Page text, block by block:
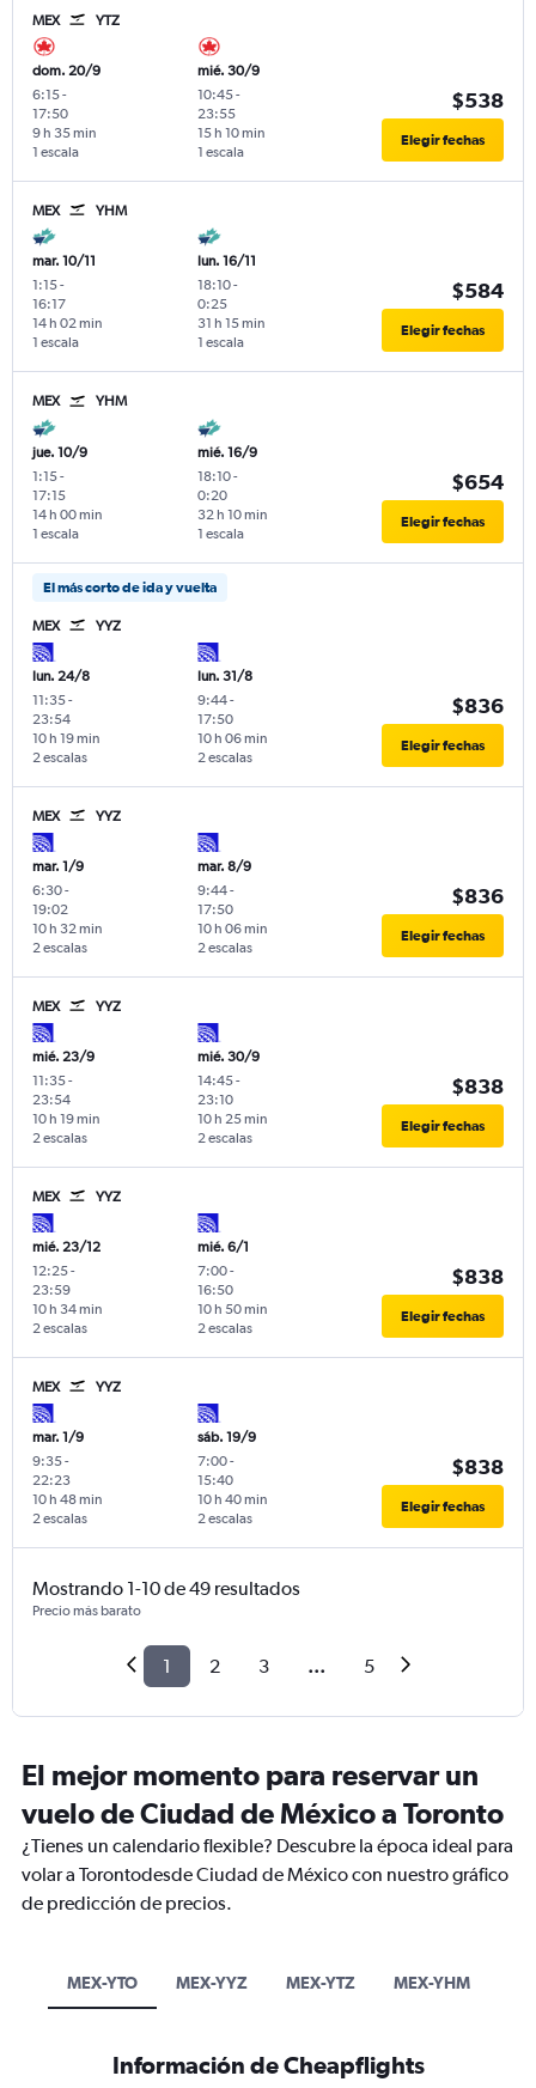
MEX YTZ
dom. 20/9
6:15-
17:50
1 escala
9 h 35 min
mié. 30/9
10:45-
23:55
1 escala
15 h 10 min
$538
Elegir fechas
MEX YHM
mar. 10/11
1:15-
16:17
1 escala
14 h 02 min
lun. 16/11
18:10-
0:25
1 escala
31 h 15 min
$584
Elegir fechas
MEX YHM
jue. 10/9
1:15-
17:15
1 escala
14 h 00 min
mié. 16/9
18:10-
0:20
1 escala
32 h 10 min
$654
Elegir fechas
El más corto de ida y vuelta
MEX YYZ
lun. 24/8
11:35-
23:54
2 escalas
10 h 19 min
lun. 31/8
9:44-
17:50
2 escalas
10 h 06 min
$836
Elegir fechas
MEX YYZ
mar. 1/9
6:30-
19:02
2 escalas
10 h 32 min
mar. 8/9
9:44-
17:50
2 escalas
10 h 06 min
$836
Elegir fechas
MEX YYZ
mié. 23/9
11:35-
23:54
2 escalas
10 h 19 min
mié. 30/9
14:45-
23:10
2 escalas
10 h 25 min
$838
Elegir fechas
MEX YYZ
mié. 23/12
12:25-
23:59
2 escalas
10 h 34 min
mié. 6/1
7:00-
16:50
2 escalas
10 h 50 min
$838
Elegir fechas
MEX YYZ
mar. 1/9
9:35-
22:23
2 escalas
10 h 48 min
sáb. 19/9
7:00-
15:40
2 escalas
10 h 40 min
$838
Elegir fechas
Mostrando 1-10 de 49 resultados
Precio más barato
1 2 3 ... 5
El mejor momento para reservar un
vuelo de Ciudad de México a Toronto
¿Tienes un calendario flexible? Descubre la época ideal para
volar a Torontodesde Ciudad de México con nuestro gráfico
de predicción de precios.
MEX-YTO MEX-YYZ MEX-YTZ MEX-YHM
Información de Cheapflights